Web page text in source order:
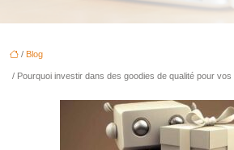
/ Blog
/ Pourquoi investir dans des goodies de qualité pour vos